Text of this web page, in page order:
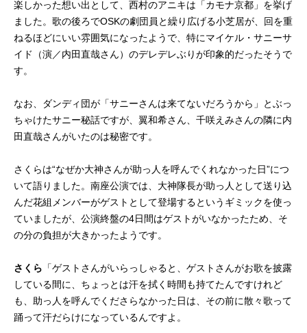
楽しかった想い出として、西村のアニキは「カモナ京都」を挙げ
ました。歌の後ろでOSKの劇団員と繰り広げる小芝居が、回を重
ねるほどにいい雰囲気になったようで、特にマイケル・サニーサ
イド（演／内田直哉さん）のデレデレぶりが印象的だったそうで
す。
なお、ダンディ団が「サニーさんは来てないだろうから」とぶっ
ちゃけたサニー秘話ですが、翼和希さん、千咲えみさんの隣に内
田直哉さんがいたのは秘密です。
さくらは“なぜか大神さんが助っ人を呼んでくれなかった日”につ
いて語りました。南座公演では、大神隊長が助っ人として送り込
んだ花組メンバーがゲストとして登場するというギミックを使っ
ていましたが、公演終盤の4日間はゲストがいなかったため、そ
の分の負担が大きかったようです。
さくら 「ゲストさんがいらっしゃると、ゲストさんがお歌を披露
している間に、ちょっとは汗を拭く時間も持てたんですけれど
も、助っ人を呼んでくださらなかった日は、その前に散々歌って
踊って汗だらけになっているんですよ。